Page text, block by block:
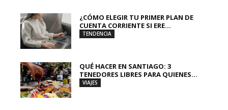
¿CÓMO ELEGIR TU PRIMER PLAN DE
CUENTA CORRIENTE SI ERE...
TENDENCIA
QUÉ HACER EN SANTIAGO: 3
TENEDORES LIBRES PARA QUIENES...
VIAJES